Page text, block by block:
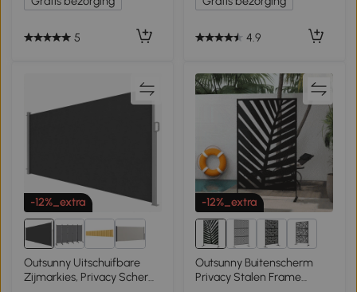
5 4.9
-12%_extra
Outsunny Uitschuifbare
Zijmarkies, Privacy Scherm,
-12%_extra
1+
Outsunny Buitenscherm
Privacy Stalen Frame